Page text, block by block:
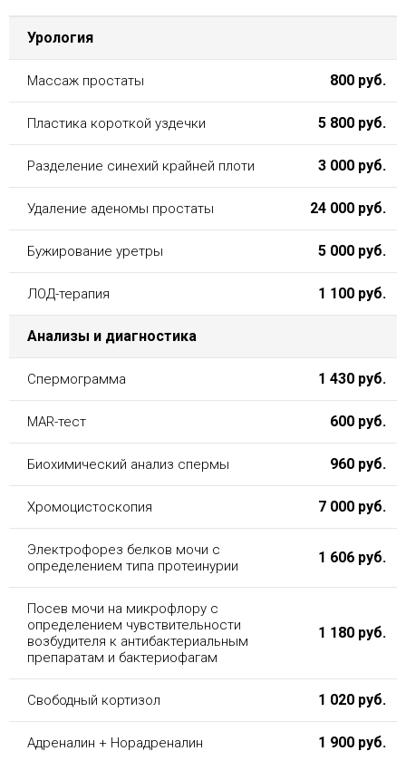
Урология
Массаж простаты 800 руб.
Пластика короткой уздечки 5 800 руб.
Разделение синехий крайней плоти 3 000 руб.
Удаление аденомы простаты 24 000 руб.
Бужирование уретры 5 000 руб.
ЛОД-терапия 1 100 руб.
Анализы и диагностика
Спермограмма 1 430 руб.
MAR-тест 600 руб.
Биохимический анализ спермы 960 руб.
Хромоцистоскопия 7 000 руб.
Электрофорез белков мочи с
определением типа протеинурии
1 606 руб.
Посев мочи на микрофлору с
определением чувствительности
возбудителя к антибактериальным
препаратам и бактериофагам
1 180 руб.
Свободный кортизол 1 020 руб.
Адреналин + Норадреналин 1 900 руб.